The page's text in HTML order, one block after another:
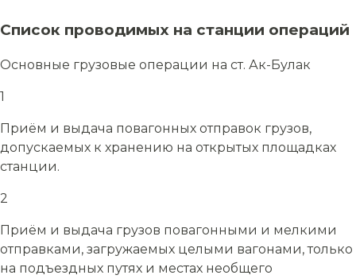
Список проводимых на станции операций
Основные грузовые операции на ст. Ак-Булак
1
Приём и выдача повагонных отправок грузов,
допускаемых к хранению на открытых площадках
станции.
2
Приём и выдача грузов повагонными и мелкими
отправками, загружаемых целыми вагонами, только
на подъездных путях и местах необщего